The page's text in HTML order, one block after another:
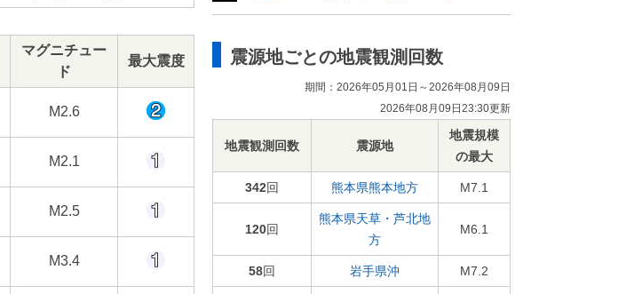
マグニチュー
ド
最大震度
M2.6
M2.1
M2.5
M3.4
震源地ごとの地震観測回数
期間：2026年05月01日～2026年08月09日
2026年08月09日23:30更新
地震観測回数 震源地
地震規模
の最大
342回 熊本県熊本地方 M7.1
120回
熊本県天草・芦北地
方
M6.1
58回 岩手県沖 M7.2